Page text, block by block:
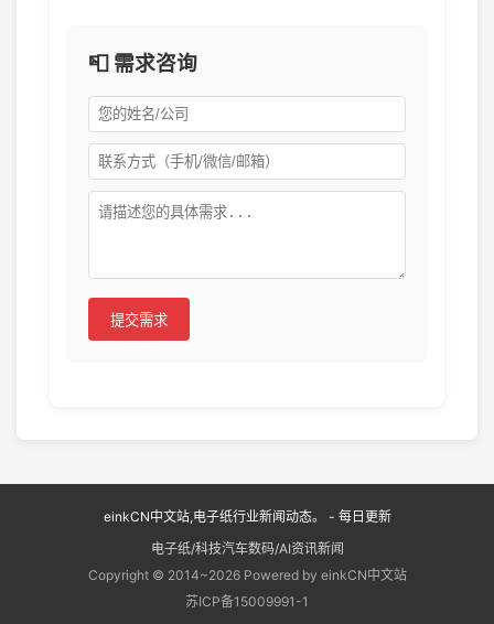
📮 需求咨询
提交需求
einkCN中文站,电子纸行业新闻动态。 - 每日更新
电子纸/科技汽车数码/AI资讯新闻
Copyright © 2014~2026 Powered by einkCN中文站
苏ICP备15009991-1